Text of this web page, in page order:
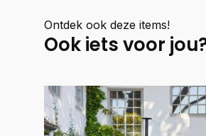
Ontdek ook deze items!
Ook iets voor